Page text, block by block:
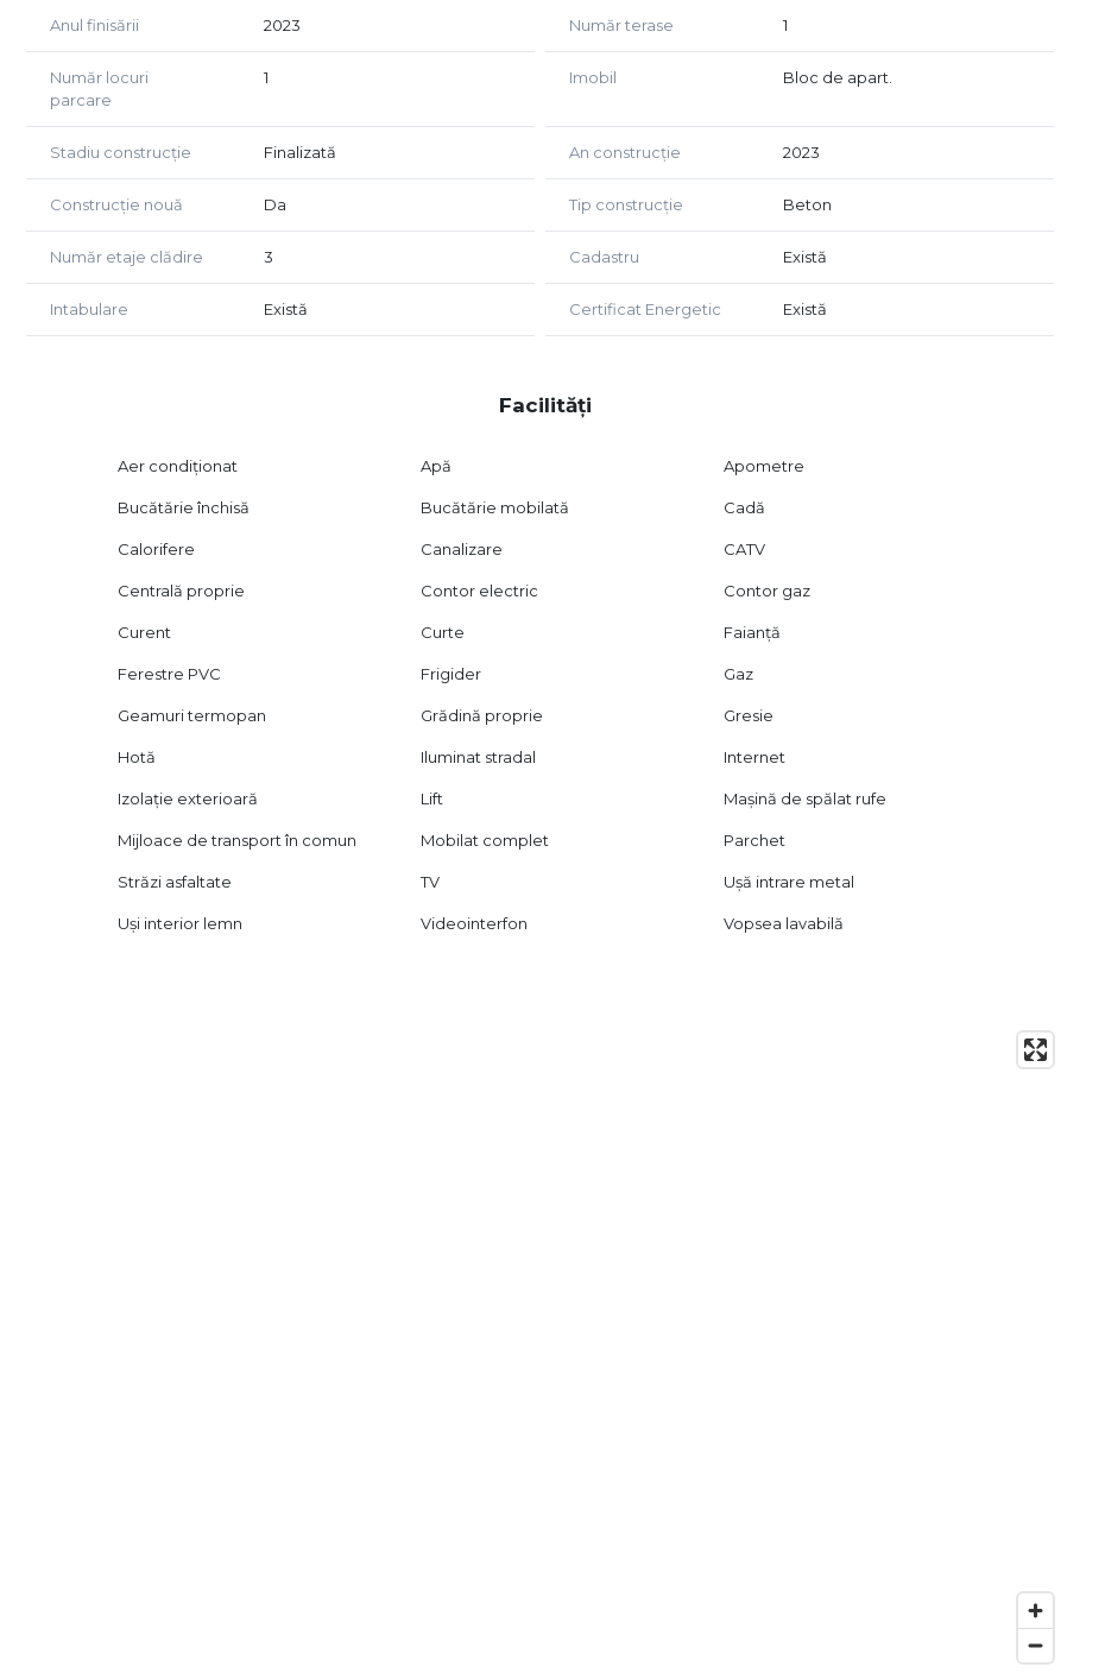
Anul finisării 2023 Număr terase 1
Număr locuri
parcare
1 Imobil Bloc de apart.
Stadiu construcție Finalizată An construcție 2023
Construcție nouă Da Tip construcție Beton
Număr etaje clădire 3 Cadastru Există
Intabulare Există Certificat Energetic Există
Facilități
Aer condiționat Apă Apometre
Bucătărie închisă Bucătărie mobilată Cadă
Calorifere Canalizare CATV
Centrală proprie Contor electric Contor gaz
Curent Curte Faianță
Ferestre PVC Frigider Gaz
Geamuri termopan Grădină proprie Gresie
Hotă Iluminat stradal Internet
Izolație exterioară Lift Mașină de spălat rufe
Mijloace de transport în comun Mobilat complet Parchet
Străzi asfaltate TV Ușă intrare metal
Uși interior lemn Videointerfon Vopsea lavabilă